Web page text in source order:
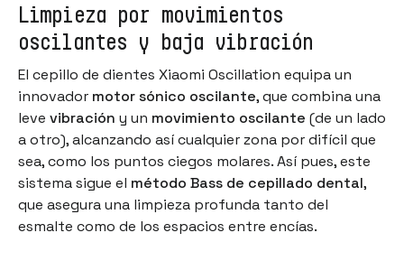
Limpieza por movimientos
oscilantes y baja vibración
El cepillo de dientes Xiaomi Oscillation equipa un
innovador motor sónico oscilante, que combina una
leve vibración y un movimiento oscilante (de un lado
a otro), alcanzando así cualquier zona por difícil que
sea, como los puntos ciegos molares. Así pues, este
sistema sigue el método Bass de cepillado dental,
que asegura una limpieza profunda tanto del
esmalte como de los espacios entre encías.